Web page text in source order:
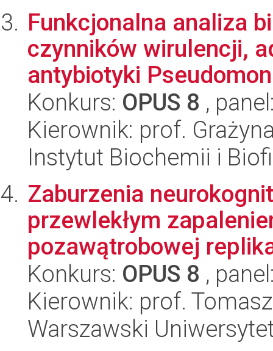
Funkcjonalna analiza
czynników wirulencji,
antybiotyki
Konkurs: OPUS 8 ,
Kierownik: prof.
Instytut Biochemii i
Zaburzenia
przewlekłym
pozawątrobowej
Konkurs: OPUS 8 ,
Kierownik: prof.
Warszawski